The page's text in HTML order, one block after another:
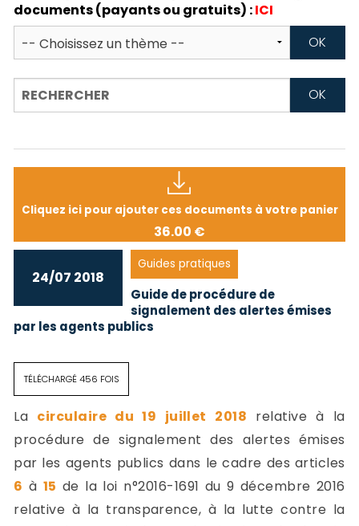
documents (payants ou gratuits) :ICI
Cliquez ici pour ajouter ces documents à votre panier
36.00 €
Guides pratiques
24/07 2018
Guide de procédure de
signalement des alertes émises
par les agents publics
TÉLÉCHARGÉ 456 FOIS
La circulaire du 19 juillet 2018 relative à la
procédure de signalement des alertes émises
par les agents publics dans le cadre des articles
6 à 15 de la loi n°2016-1691 du 9 décembre 2016
relative à la transparence, à la lutte contre la